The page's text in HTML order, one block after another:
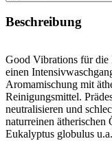
Beschreibung
Good Vibrations für die
einen
Aromamischung mit
Reinigungsmittel.
neutralisieren und
naturreinen ätherischen
Eukalyptus globulus